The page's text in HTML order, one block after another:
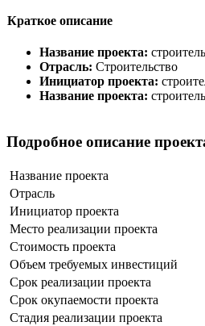
Краткое описание
Название проекта:
Отрасль: Строительство
Инициатор проекта:
Название проекта:
Подробное описание
Название проекта
Отрасль
Инициатор проекта
Место реализации проекта
Стоимость проекта
Объем требуемых инвестиций
Срок реализации проекта
Срок окупаемости проекта
Стадия реализации проекта